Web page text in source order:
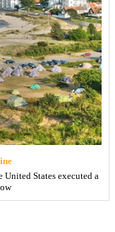
United States executed a